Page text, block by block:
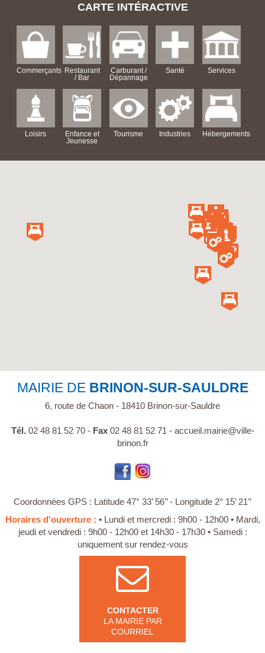
CARTE INTÉRACTIVE
Commerçants Restaurant
/ Bar
Carburant /
Dépannage
Santé Services
Loisirs
Enfance et
Jeunesse
Tourisme Industries Hébergements
MAIRIE DE BRINON-SUR-SAULDRE
6, route de Chaon - 18410 Brinon-sur-Sauldre
Tél. 02 48 81 52 70 - Fax02 48 81 52 71 - accueil.mairie@ville-
brinon.fr
Coordonnées GPS : Latitude 47° 33’ 56’’ - Longitude 2° 15’ 21’’
Horaires d'ouverture : • Lundi et mercredi : 9h00 - 12h00 • Mardi,
jeudi et vendredi : 9h00 - 12h00 et 14h30 - 17h30 • Samedi :
uniquement sur rendez-vous
CONTACTER
LA MAIRIE PAR
COURRIEL